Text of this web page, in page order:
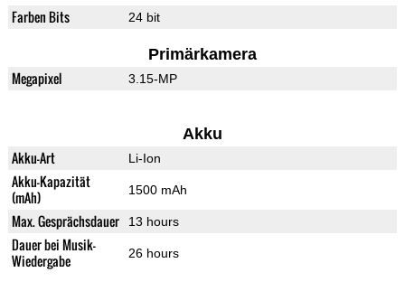
Farben Bits 24 bit
Primärkamera
Megapixel 3.15-MP
Akku
Akku-Art Li-Ion
Akku-Kapazität
(mAh)
1500 mAh
Max. Gesprächsdauer 13 hours
Dauer bei Musik-
Wiedergabe
26 hours